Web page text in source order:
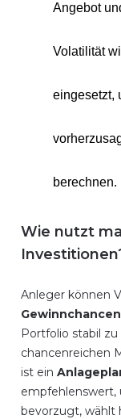
Angebot
Volatilität
eingesetzt,
berechnen.
Wie nutzt
Anleger können
Gewinnchancen
Portfolio stabil zu
chancenreichen
ist ein
empfehlenswert,
bevorzugt, wählt